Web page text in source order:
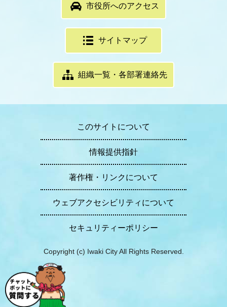
市役所へのアクセス
サイトマップ
組織一覧・各部署連絡先
このサイトについて
情報提供指針
著作権・リンクについて
ウェブアクセシビリティについて
セキュリティーポリシー
Copyright (c) Iwaki City All Rights Reserved.